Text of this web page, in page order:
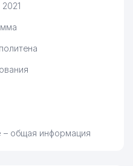
– общая информация